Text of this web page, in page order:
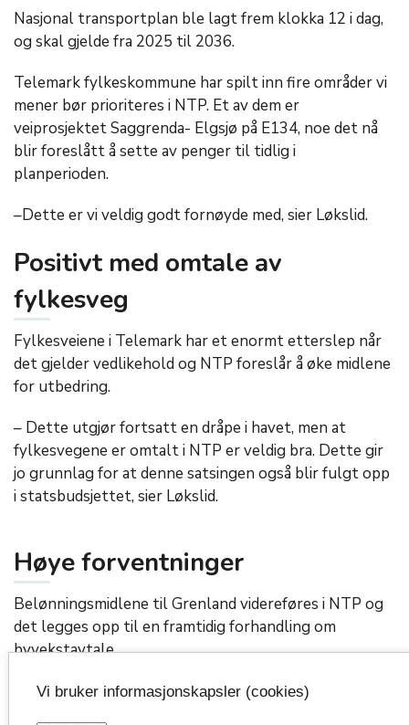
Nasjonal transportplan ble lagt frem klokka 12 i dag,
og skal gjelde fra 2025 til 2036.
Telemark fylkeskommune har spilt inn fire områder vi
mener bør prioriteres i NTP. Et av dem er
veiprosjektet Saggrenda- Elgsjø på E134, noe det nå
blir foreslått å sette av penger til tidlig i
planperioden.
–Dette er vi veldig godt fornøyde med, sier Løkslid.
Positivt med omtale av
fylkesveg
Fylkesveiene i Telemark har et enormt etterslep når
det gjelder vedlikehold og NTP foreslår å øke midlene
for utbedring.
– Dette utgjør fortsatt en dråpe i havet, men at
fylkesvegene er omtalt i NTP er veldig bra. Dette gir
jo grunnlag for at denne satsingen også blir fulgt opp
i statsbudsjettet, sier Løkslid.
Høye forventninger
Belønningsmidlene til Grenland videreføres i NTP og
det legges opp til en framtidig forhandling om
byvekstavtale.
–Vi gjør jobben på hjemmebane nå og målet er lokale
Vi bruker informasjonskapsler (cookies)